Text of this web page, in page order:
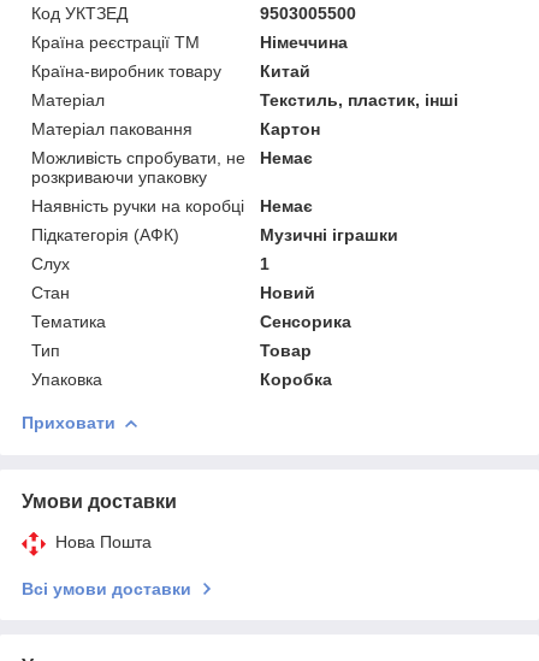
Код УКТЗЕД
9503005500
Країна реєстрації ТМ
Німеччина
Країна-виробник товару
Китай
Матеріал
Текстиль, пластик, інші
Матеріал паковання
Картон
Можливість спробувати, не
розкриваючи упаковку
Немає
Наявність ручки на коробці
Немає
Підкатегорія (АФК)
Музичні іграшки
Слух
1
Стан
Новий
Тематика
Сенсорика
Тип
Товар
Упаковка
Коробка
Приховати
Умови доставки
Нова Пошта
Всі умови доставки